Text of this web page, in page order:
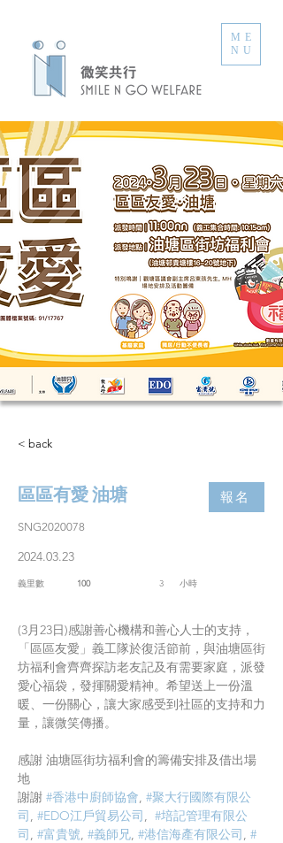
ME
NU
< back
區區有愛 油塘 報名
SNG2020078
2024.03.23
義里數 100 3 ​小時
(3月23日)感謝善心機構和善心人士的支持，
「區區友愛」義工隊於復活節前，與油塘區街
坊福利會齊齊探訪老友記及有需要家庭，派發
愛心福袋，發揮關愛精神。希望送上一份溫
暖、一份關心，讓大家感受到社區的支持和力
量，讓微笑傳播。
感謝 油塘區街坊福利會的籌備安排及借出場
地
謝謝 #香港中廚師協會, #聚大行國際有限公
司, #EDO江戶貿易公司, #培記管理有限公
司, #富貴號, #義師兄, #港信海產有限公司, #